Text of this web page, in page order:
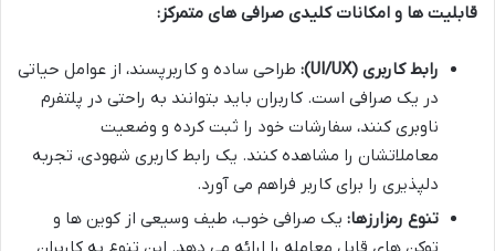
قابلیت ها و امکانات کلیدی صرافی های متمرکز:
رابط کاربری (UI/UX):
طراحی ساده و کاربرپسند، از عوامل حیاتی
در یک صرافی است. کاربران باید بتوانند به راحتی در پلتفرم
ناوبری کنند، سفارشات خود را ثبت کرده و وضعیت
معاملاتشان را مشاهده کنند. یک رابط کاربری شهودی، تجربه
دلپذیری را برای کاربر فراهم می آورد.
تنوع رمزارزها: یک صرافی خوب، طیف وسیعی از کوین ها و